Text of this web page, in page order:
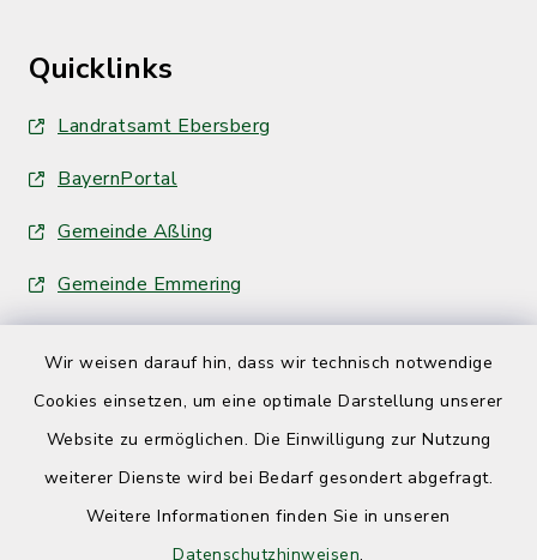
Wir weisen darauf hin, dass wir technisch notwendige
Cookies einsetzen, um eine optimale Darstellung unserer
Website zu ermöglichen. Die Einwilligung zur Nutzung
weiterer Dienste wird bei Bedarf gesondert abgefragt.
Weitere Informationen finden Sie in unseren
Datenschutzhinweisen.
Quicklinks
Landratsamt Ebersberg
BayernPortal
Gemeinde Aßling
Gemeinde Emmering
Barrierefreiheit